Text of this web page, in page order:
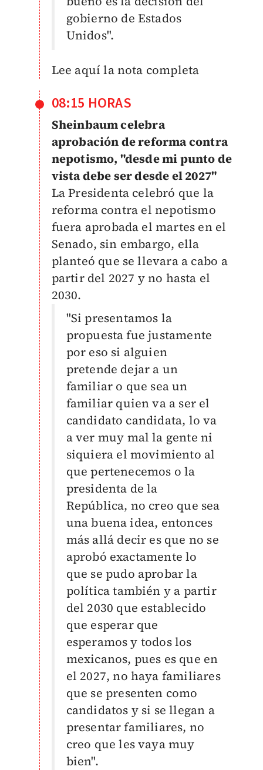
gobierno de Estados
Unidos".
Lee aquí la nota completa
08:15 HORAS
Sheinbaum celebra
aprobación de reforma contra
nepotismo, "desde mi punto de
vista debe ser desde el 2027"
La Presidenta celebró que la
reforma contra el nepotismo
fuera aprobada el martes en el
Senado, sin embargo, ella
planteó que se llevara a cabo a
partir del 2027 y no hasta el
2030.
"Si presentamos la
propuesta fue justamente
por eso si alguien
pretende dejar a un
familiar o que sea un
familiar quien va a ser el
candidato candidata, lo va
a ver muy mal la gente ni
siquiera el movimiento al
que pertenecemos o la
presidenta de la
República, no creo que sea
una buena idea, entonces
más allá decir es que no se
aprobó exactamente lo
que se pudo aprobar la
política también y a partir
del 2030 que establecido
que esperar que
esperamos y todos los
mexicanos, pues es que en
el 2027, no haya familiares
que se presenten como
candidatos y si se llegan a
presentar familiares, no
creo que les vaya muy
bien".